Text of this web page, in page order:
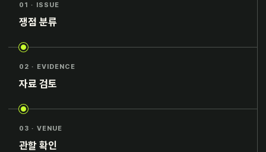
01 · ISSUE
쟁점 분류
02 · EVIDENCE
자료 검토
03 · VENUE
관할 확인